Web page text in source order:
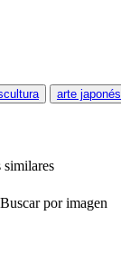
arte japonés
similares
Buscar por imagen